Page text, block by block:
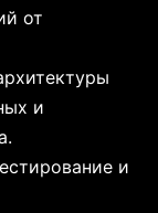
от
и
и